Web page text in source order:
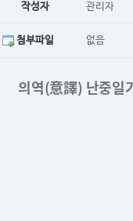
작성자 관리자
첨부파일 없음
의역(意譯) 난중일